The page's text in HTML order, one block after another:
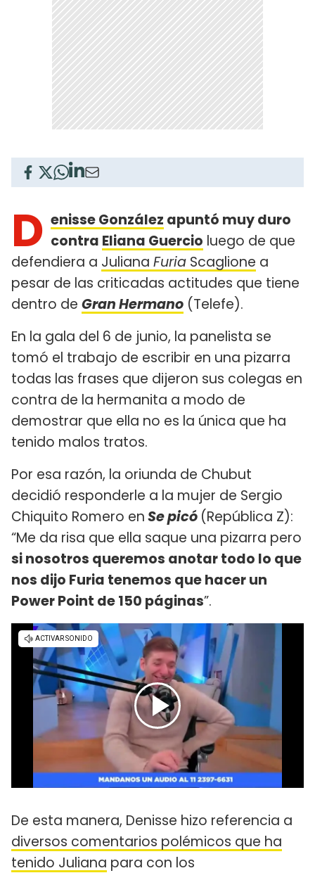
D enisse González apuntó muy duro
contra Eliana Guercio luego de que
defendiera a Juliana Furia Scaglione a
pesar de las criticadas actitudes que tiene
dentro de Gran Hermano (Telefe).
En la gala del 6 de junio, la panelista se
tomó el trabajo de escribir en una pizarra
todas las frases que dijeron sus colegas en
contra de la hermanita a modo de
demostrar que ella no es la única que ha
tenido malos tratos.
Por esa razón, la oriunda de Chubut
decidió responderle a la mujer de Sergio
Chiquito Romero enSe picó (República Z):
“Me da risa que ella saque una pizarra pero
si nosotros queremos anotar todo lo que
nos dijo Furia tenemos que hacer un
Power Point de 150 páginas”.
De esta manera, Denisse hizo referencia a
diversos comentarios polémicos que ha
tenido Juliana para con los